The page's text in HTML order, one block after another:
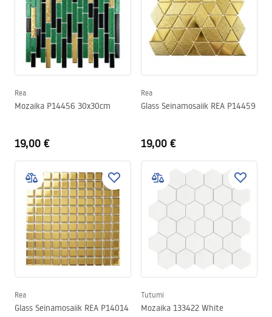
Rea
Mozaika P14456 30x30cm
19,00 €
Rea
Glass Seinamosaiik REA P14459
19,00 €
Rea
Glass Seinamosaiik REA P14014
Tutumi
Mozaika 133422 White